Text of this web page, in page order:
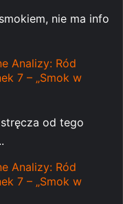
nie ma info
Analizy: Ród
7 – „Smok w
od tego
Analizy: Ród
7 – „Smok w